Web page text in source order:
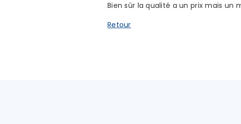
Bien sûr la qualité a un prix mais
Retour